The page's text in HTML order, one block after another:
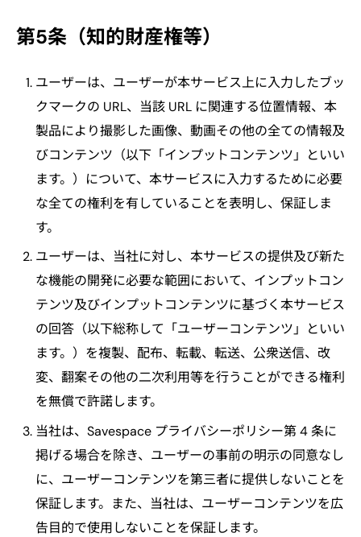
第5条（知的財産権等）
ユーザーは、ユーザーが本サービス上に入力したブッ
クマークの URL、当該 URL に関連する位置情報、本
製品により撮影した画像、動画その他の全ての情報及
びコンテンツ（以下「インプットコンテンツ」といい
ます。）について、本サービスに入力するために必要
な全ての権利を有していることを表明し、保証しま
す。
ユーザーは、当社に対し、本サービスの提供及び新た
な機能の開発に必要な範囲において、インプットコン
テンツ及びインプットコンテンツに基づく本サービス
の回答（以下総称して「ユーザーコンテンツ」といい
ます。）を複製、配布、転載、転送、公衆送信、改
変、翻案その他の二次利用等を行うことができる権利
を無償で許諾します。
当社は、Savespace プライバシーポリシー第 4 条に
掲げる場合を除き、ユーザーの事前の明示の同意なし
に、ユーザーコンテンツを第三者に提供しないことを
保証します。また、当社は、ユーザーコンテンツを広
告目的で使用しないことを保証します。